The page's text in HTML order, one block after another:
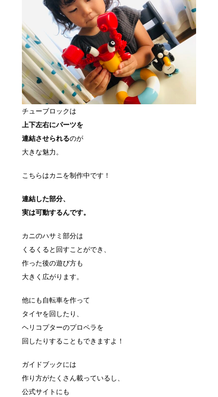
チューブロックは
上下左右にパーツを
連結させられるのが
大きな魅力。
こちらはカニを制作中です！
連結した部分、
実は可動するんです。
カニのハサミ部分は
くるくると回すことができ、
作った後の遊び方も
大きく広がります。
他にも自転車を作って
タイヤを回したり、
ヘリコプターのプロペラを
回したりすることもできますよ！
ガイドブックには
作り方がたくさん載っているし、
公式サイトにも